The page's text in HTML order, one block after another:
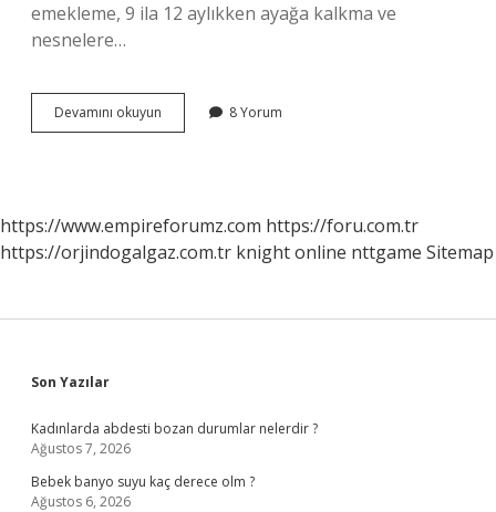
emekleme, 9 ila 12 aylıkken ayağa kalkma ve
nesnelere…
Devamını okuyun
Yaşındaki
8 Yorum
https://www.empireforumz.com https://foru.com.tr
https://orjindogalgaz.com.tr knight online nttgame Sitemap
Sidebar
Son Yazılar
Kadınlarda abdesti bozan durumlar nelerdir ?
Ağustos 7, 2026
Bebek banyo suyu kaç derece olm ?
Ağustos 6, 2026